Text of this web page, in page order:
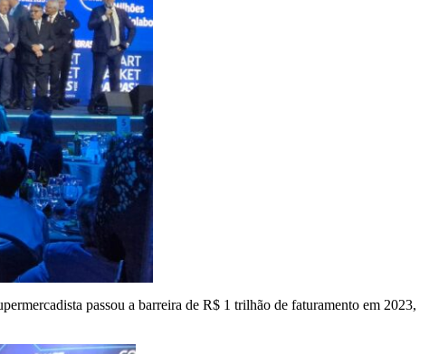
passou a barreira de R$ 1 trilhão de faturamento em 2023,